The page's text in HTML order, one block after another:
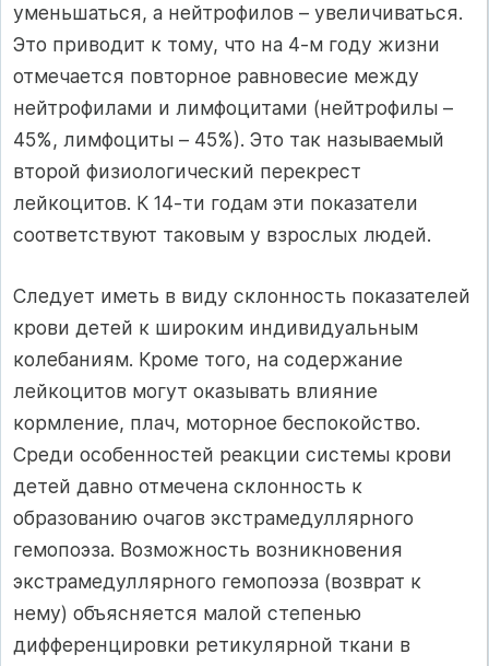
уменьшаться, а нейтрофилов – увеличиваться.
Это приводит к тому, что на 4-м году жизни
отмечается повторное равновесие между
нейтрофилами и лимфоцитами (нейтрофилы –
45%, лимфоциты – 45%). Это так называемый
второй физиологический перекрест
лейкоцитов. К 14-ти годам эти показатели
соответствуют таковым у взрослых людей.
Следует иметь в виду склонность показателей
крови детей к широким индивидуальным
колебаниям. Кроме того, на содержание
лейкоцитов могут оказывать влияние
кормление, плач, моторное беспокойство.
Среди особенностей реакции системы крови
детей давно отмечена склонность к
образованию очагов экстрамедуллярного
гемопоэза. Возможность возникновения
экстрамедуллярного гемопоэза (возврат к
нему) объясняется малой степенью
дифференцировки ретикулярной ткани в